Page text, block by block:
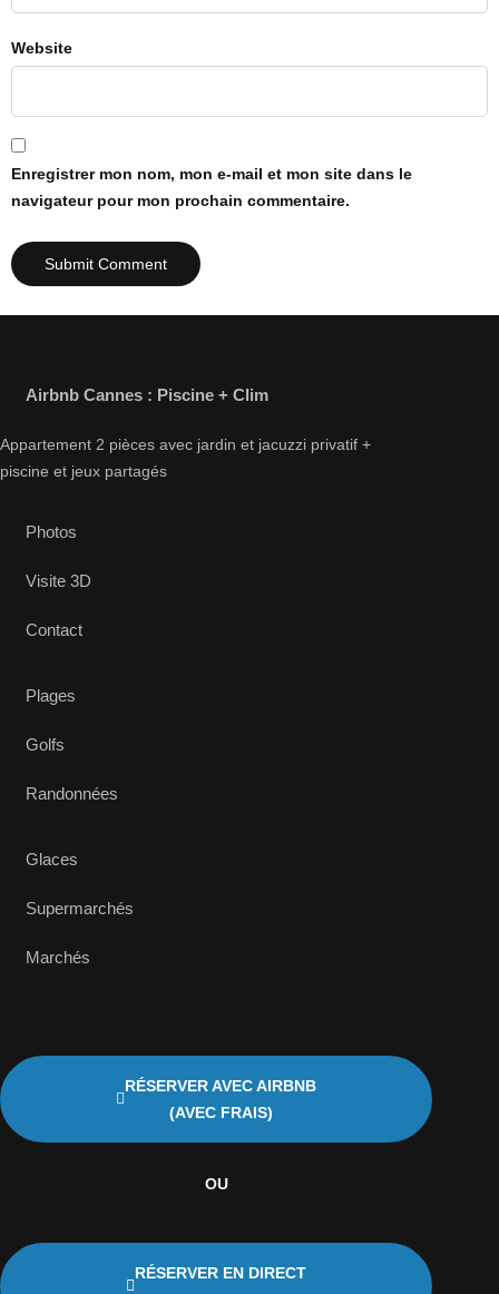
Website
Enregistrer mon nom, mon e-mail et mon site dans le
navigateur pour mon prochain commentaire.
Airbnb Cannes : Piscine + Clim
Appartement 2 pièces avec jardin et jacuzzi privatif +
piscine et jeux partagés
Photos
Visite 3D
Contact
Plages
Golfs
Randonnées
Glaces
Supermarchés
Marchés
RÉSERVER AVEC AIRBNB
(AVEC FRAIS)
OU
RÉSERVER EN DIRECT